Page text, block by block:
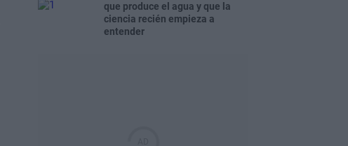
que produce el agua y que la
ciencia recién empieza a
entender